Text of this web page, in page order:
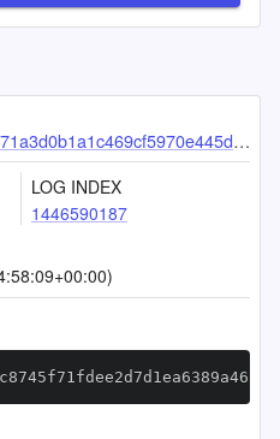
LOG INDEX
1446590187